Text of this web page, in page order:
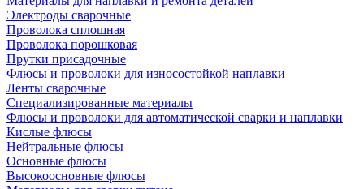
Электроды сварочные
Проволока сплошная
Проволока порошковая
Прутки присадочные
Флюсы и проволоки для износостойкой наплавки
Ленты сварочные
Специализированные материалы
Флюсы и проволоки для автоматической сварки и наплавки
Кислые флюсы
Нейтральные флюсы
Основные флюсы
Высокоосновные флюсы